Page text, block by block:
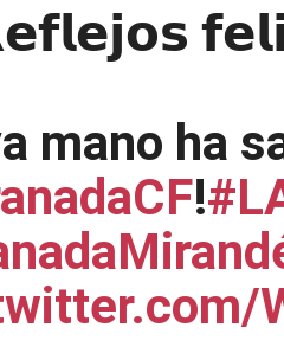
mano ha
!